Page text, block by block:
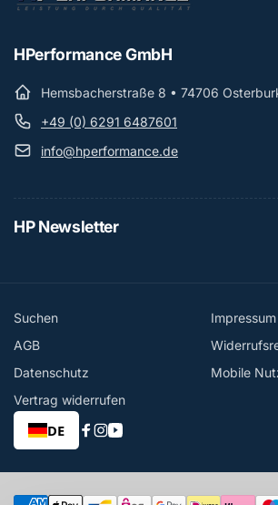
HPerformance GmbH
Hemsbacherstraße 8 • 74706
+49 (0) 6291 6487601
info@hperformance.de
HP Newsletter
Suchen
Impressum
AGB
Datenschutz
Mobile
Vertrag widerrufen
DE
Facebook
Instagram
YouTube